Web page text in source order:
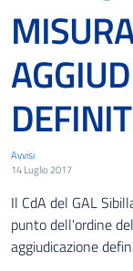
Avvisi
14 Luglio 2017
Il CdA del GAL
punto dell'ordine
aggiudicazione